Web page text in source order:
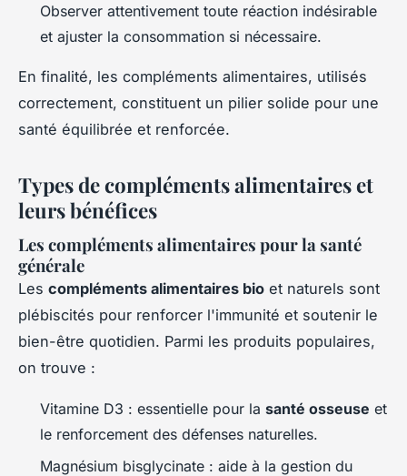
Observer attentivement toute réaction indésirable
et ajuster la consommation si nécessaire.
En finalité, les compléments alimentaires, utilisés
correctement, constituent un pilier solide pour une
santé équilibrée et renforcée.
Types de compléments alimentaires et
leurs bénéfices
Les compléments alimentaires pour la santé
générale
Les compléments alimentaires bio et naturels sont
plébiscités pour renforcer l'immunité et soutenir le
bien-être quotidien. Parmi les produits populaires,
on trouve :
Vitamine D3 : essentielle pour la santé osseuse et
le renforcement des défenses naturelles.
Magnésium bisglycinate : aide à la gestion du